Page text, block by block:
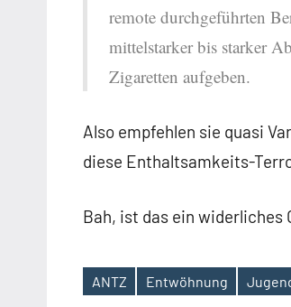
remote durchgeführten
mittelstarker bis starker
Zigaretten aufgeben.
Also empfehlen sie quasi
diese Enthaltsamkeits-
Bah, ist das ein widerliches
Schlagwörter
ANTZ Entwöhnung